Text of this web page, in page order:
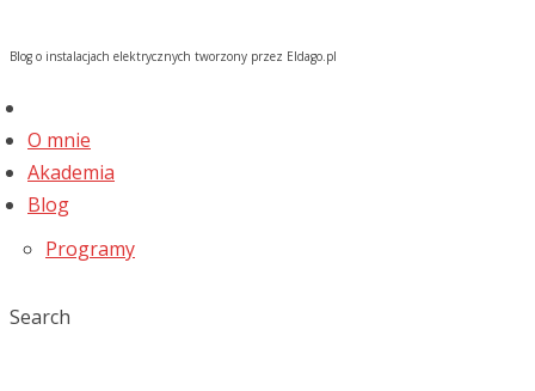
Blog o instalacjach elektrycznych tworzony przez Eldago.pl
O mnie
Akademia
Blog
Programy
Search